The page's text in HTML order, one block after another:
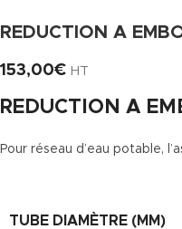
REDUCTION A
153,00€ HT
REDUCTION A
Pour réseau d’eau potable,
TUBE DIAMÈTRE (MM)